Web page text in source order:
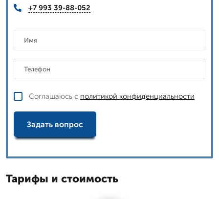
+7 993 39-88-052
Соглашаюсь с политикой конфиденциальности
Задать вопрос
Тарифы и стоимость